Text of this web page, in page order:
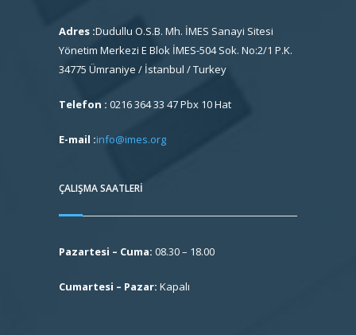
Adres :Dudullu O.S.B. Mh. İMES Sanayi Sitesi
Yönetim Merkezi E Blok İMES-504 Sok. No:2/1 P.K.
34775 Ümraniye / İstanbul / Turkey
Telefon : 0216 364 33 47 Pbx 10 Hat
E-mail :info@imes.org
ÇALIŞMA SAATLERI
Pazartesi – Cuma: 08.30 – 18.00
Cumartesi – Pazar: Kapalı